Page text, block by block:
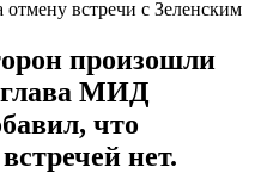
встречи с Зеленским
произошли
глава МИД
что
нет.